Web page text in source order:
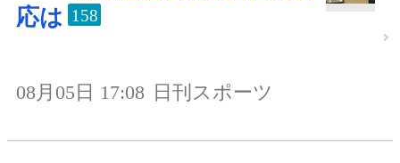
応は 158
08月05日 17:08 日刊スポーツ